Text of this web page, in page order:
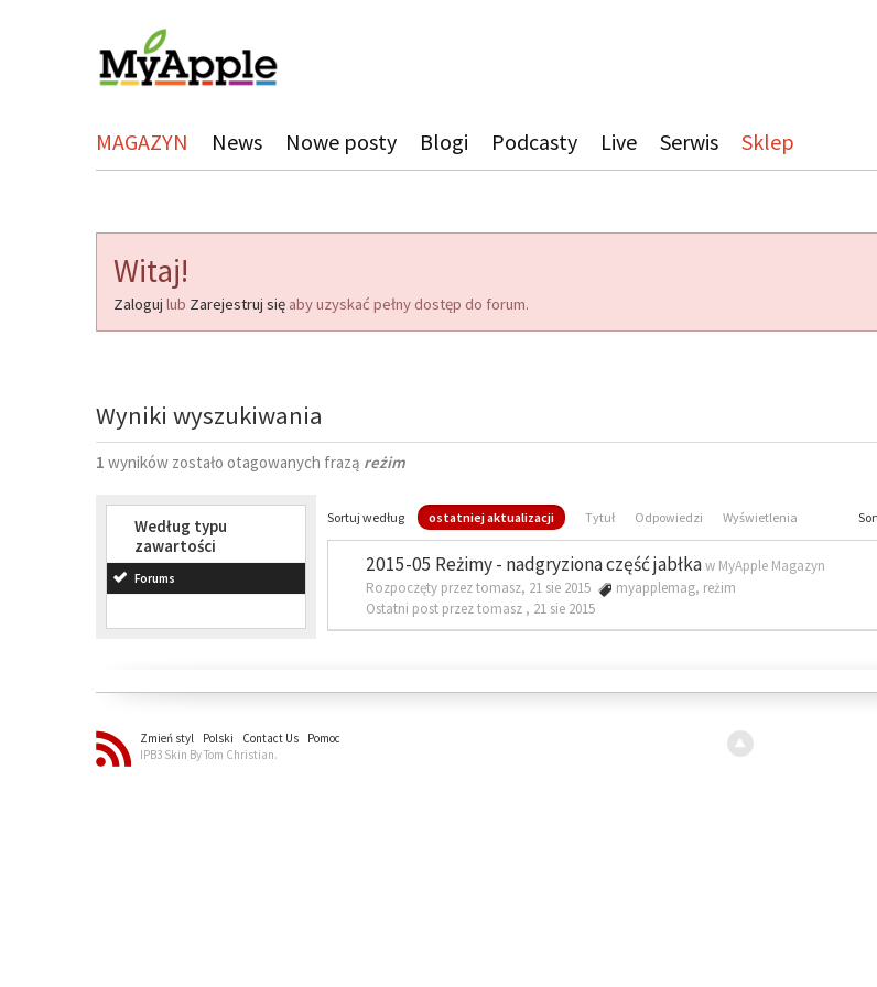
MAGAZYN News Nowe posty Blogi Podcasty Live Serwis Sklep
Witaj!
Zaloguj lub Zarejestruj się aby uzyskać pełny dostęp do forum.
Wyniki wyszukiwania
1 wyników zostało otagowanych frazą reżim
Według typu
zawartości
Forums
Sortuj według ostatniej aktualizacji Tytuł Odpowiedzi Wyświetlenia
2015-05 Reżimy - nadgryziona część jabłkaw MyApple Magazyn
Rozpoczęty przez tomasz, 21 sie 2015
myapplemag, reżim
Ostatni post przez tomasz , 21 sie 2015
Zmień styl Polski Contact Us
Pomoc
IPB3 Skin By Tom Christian.